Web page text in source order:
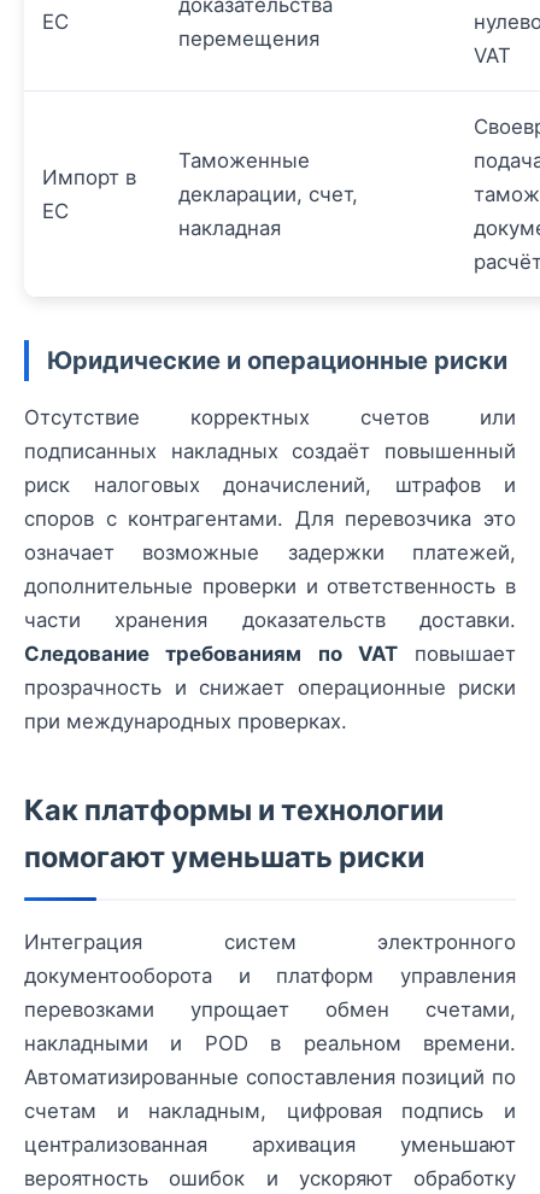
ЕС
перемещения
VAT
Импорт в
ЕС
Таможенные
декларации, счет,
накладная
Юридические и операционные риски
Отсутствие корректных счетов или
подписанных накладных создаёт повышенный
риск налоговых доначислений, штрафов и
споров с контрагентами. Для перевозчика это
означает возможные задержки платежей,
дополнительные проверки и ответственность в
части хранения доказательств доставки.
Следование требованиям по VATповышает
прозрачность и снижает операционные риски
при международных проверках.
Как платформы и технологии
помогают уменьшать риски
Интеграция систем электронного
документооборота и платформ управления
перевозками упрощает обмен счетами,
накладными и POD в реальном времени.
Автоматизированные сопоставления позиций по
счетам и накладным, цифровая подпись и
централизованная архивация уменьшают
вероятность ошибок и ускоряют обработку